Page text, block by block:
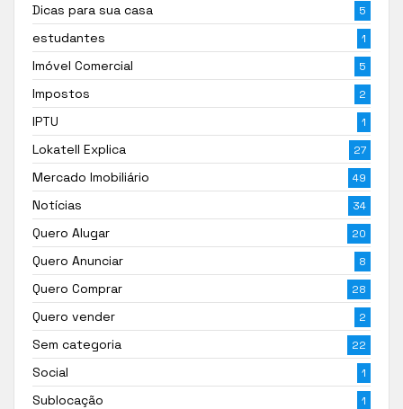
Dicas para sua casa 5
estudantes 1
Imóvel Comercial 5
Impostos 2
IPTU 1
Lokatell Explica 27
Mercado Imobiliário 49
Notícias 34
Quero Alugar 20
Quero Anunciar 8
Quero Comprar 28
Quero vender 2
Sem categoria 22
Social 1
Sublocação 1